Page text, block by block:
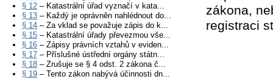
§ 12 – Katastrální úřad vyznačí v kata...
§ 13 – Každý je oprávněn nahlédnout do...
§ 14 – Za vklad se považuje zápis do k...
§ 15 – Katastrální úřady převezmou vše...
§ 16 – Zápisy právních vztahů v eviden...
§ 17 – Příslušné ústřední orgány státn...
§ 18 – Zrušuje se § 4 odst. 2 zákona č...
§ 19 – Tento zákon nabývá účinnosti dn...
zákona,
registraci